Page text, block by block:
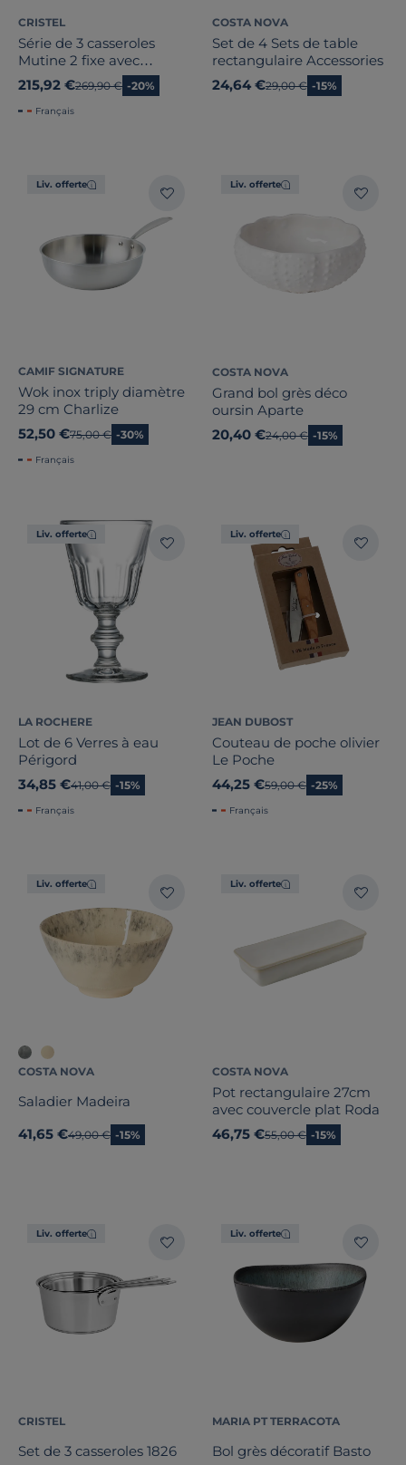
CRISTEL
Série de 3 casseroles
Mutine 2 fixe avec
poignée Bakelite noire
215,92 €Ancien prix
269,90 € -20%
Français
COSTA NOVA
Set de 4 Sets de table
rectangulaire Accessories
24,64 €Ancien prix
29,00 € -15%
Liv. offerte
CAMIF SIGNATURE
Wok inox triply diamètre
29 cm Charlize
52,50 €Ancien prix
75,00 € -30%
Français
Liv. offerte
COSTA NOVA
Grand bol grès déco
oursin Aparte
20,40 €Ancien prix
24,00 € -15%
Liv. offerte
LA ROCHERE
Lot de 6 Verres à eau
Périgord
34,85 €Ancien prix
41,00 € -15%
Français
Liv. offerte
JEAN DUBOST
Couteau de poche olivier
Le Poche
44,25 €Ancien prix
59,00 € -25%
Français
Liv. offerte
COSTA NOVA
Saladier Madeira
41,65 €Ancien prix
49,00 € -15%
Liv. offerte
COSTA NOVA
Pot rectangulaire 27cm
avec couvercle plat Roda
46,75 €Ancien prix
55,00 € -15%
Liv. offerte
CRISTEL
Set de 3 casseroles 1826
Liv. offerte
MARIA PT TERRACOTA
Bol grès décoratif Basto